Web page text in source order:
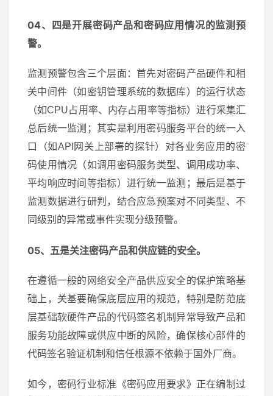
04、四是开展密码产品和密码应用情况的监测预
警。
监测预警包含三个层面：首先对密码产品硬件和相
关中间件（如密钥管理系统的数据库）的运行状态
（如CPU占用率、内存占用率等指标）进行采集汇
总后统一监测；其实是利用密码服务平台的统一入
口（如API网关上部署的探针）对各业务应用的密
码使用情况（如调用密码服务类型、调用成功率、
平均响应时间等指标）进行统一监测；最后是基于
监测数据进行研判，结合应急预案对不同类型、不
同级别的异常或事件实现分级预警。
05、五是关注密码产品和供应链的安全。
在遵循一般的网络安全产品供应安全的保护策略基
础上，关基要确保底层应用的规范，特别是防范底
层基础软硬件产品的代码签名机制异常导致产品和
服务功能故障或供应中断的风险，确保核心部件的
代码签名验证机制和信任根源不依赖于国外厂商。
如今，密码行业标准《密码应用要求》正在编制过